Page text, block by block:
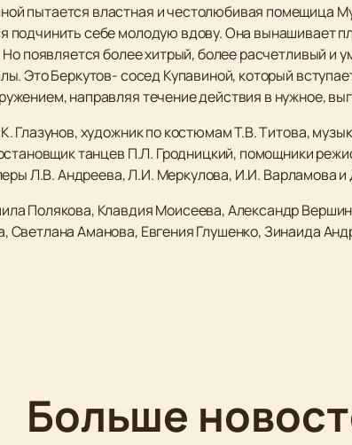
пытается властная и честолюбивая помещица
подчинить себе молодую вдову. Она вынашивает
появляется более хитрый, более расчетливый и
Это Беркутов- сосед Купавиной, который
направляя течение действия в нужное,
Глазунов, художник по костюмам Т.В. Титова,
танцев П.Л. Гродницкий, помощники
Л.В. Андреева, Л.И. Меркулова, И.И. Варламова
Полякова, Клавдия Моисеева, Александр
Аманова, Евгения Глушенко, Зинаида
Больше